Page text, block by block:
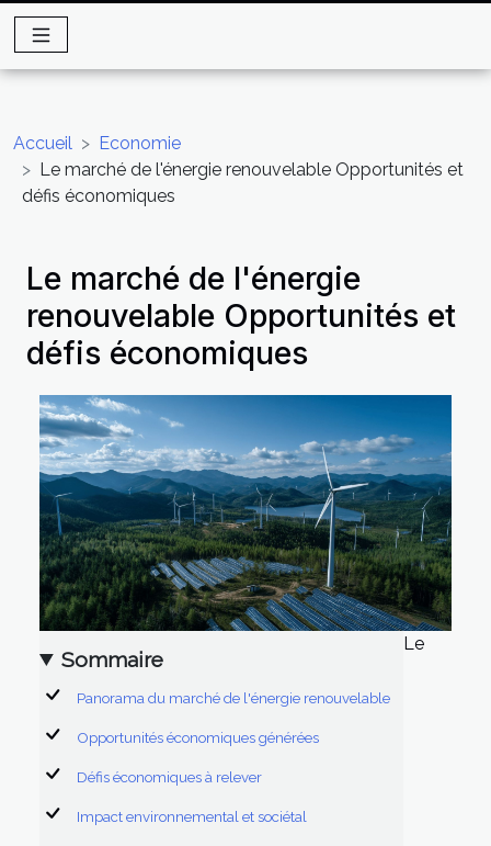
Accueil
Economie
Le marché de l'énergie renouvelable Opportunités et
défis économiques
Le marché de l'énergie
renouvelable Opportunités et
défis économiques
Sommaire
Panorama du marché de l'énergie renouvelable
Opportunités économiques générées
Défis économiques à relever
Impact environnemental et sociétal
Le